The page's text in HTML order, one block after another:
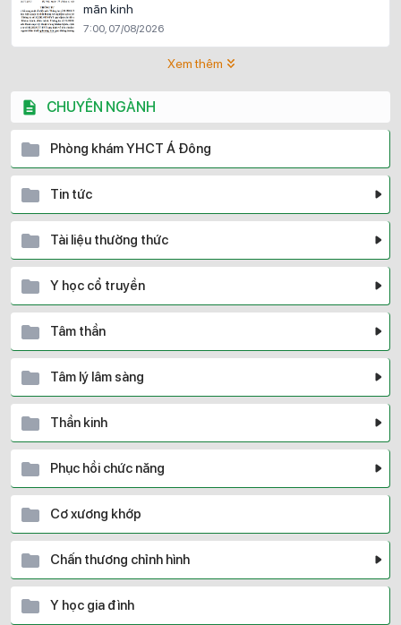
mãn kinh
7:00, 07/08/2026
Xem thêm
CHUYÊN NGÀNH
Phòng khám YHCT Á Đông
Tin tức
Tài liệu thường thức
Y học cổ truyền
Tâm thần
Tâm lý lâm sàng
Thần kinh
Phục hồi chức năng
Cơ xương khớp
Chấn thương chỉnh hình
Y học gia đình